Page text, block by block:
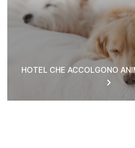
HOTEL CHE ACCOLGONO